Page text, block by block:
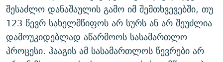
შესაძლო დანაშაულის გამო იმ შემთხვევებში, თუ
123 წევრ სახელმწიფოს არ სურს ან არ შეუძლია
დამოუკიდებლად აწარმოოს სასამართლო
პროცესი. ჰააგის ამ სასამართლოს წევრები არ